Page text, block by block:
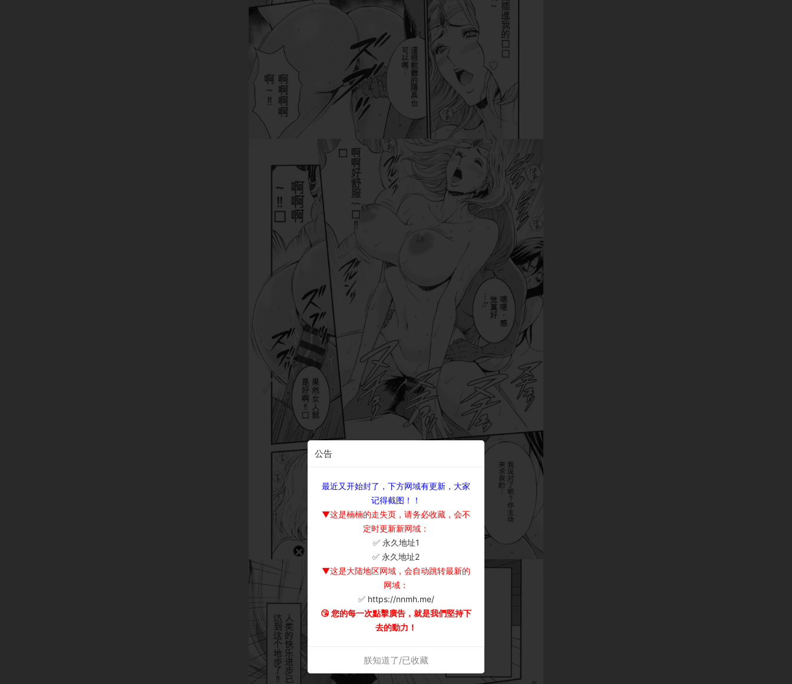
公告
最近又开始封了，下方网域有更新，大家
记得截图！！
▼这是楠楠的走失页，请务必收藏，会不
定时更新新网域：
✅ 永久地址1
✅ 永久地址2
▼这是大陆地区网域，会自动跳转最新的
网域：
✅ https://nnmh.me/
😘 您的每一次點擊廣告，就是我們堅持下
去的動力！
朕知道了/已收藏
×